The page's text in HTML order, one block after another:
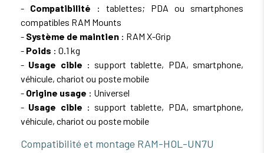
- Compatibilité : tablettes; PDA ou smartphones
compatibles RAM Mounts
- Système de maintien : RAM X-Grip
- Poids : 0.1 kg
- Usage cible : support tablette, PDA, smartphone,
véhicule, chariot ou poste mobile
- Origine usage : Universel
- Usage cible : support tablette, PDA, smartphone,
véhicule, chariot ou poste mobile
Compatibilité et montage RAM-HOL-UN7U